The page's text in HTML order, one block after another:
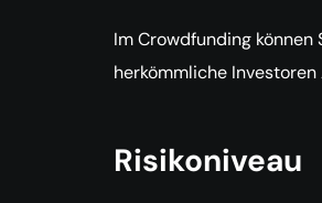
Im Crowdfunding
herkömmliche
Risikoniveau